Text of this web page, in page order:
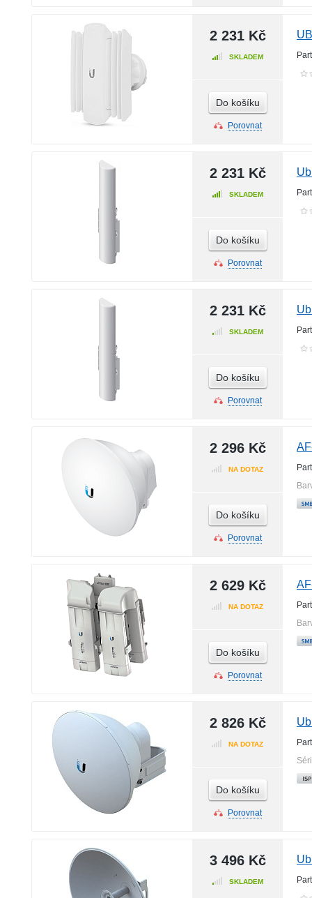
2 231 Kč
SKLADEM
Do košíku
Porovnat
2 231 Kč
SKLADEM
Do košíku
Porovnat
2 231 Kč
SKLADEM
Do košíku
Porovnat
2 296 Kč
NA DOTAZ
Do košíku
Porovnat
2 629 Kč
NA DOTAZ
Do košíku
Porovnat
2 826 Kč
NA DOTAZ
Do košíku
Porovnat
3 496 Kč
SKLADEM